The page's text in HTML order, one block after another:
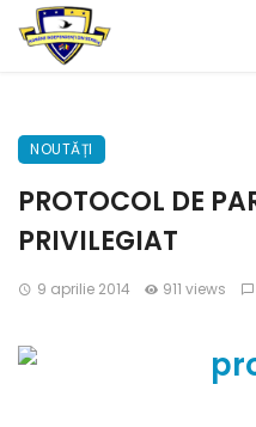
NOUTĂȚI
PROTOCOL DE
PRIVILEGIAT
9 aprilie 2014 911 views